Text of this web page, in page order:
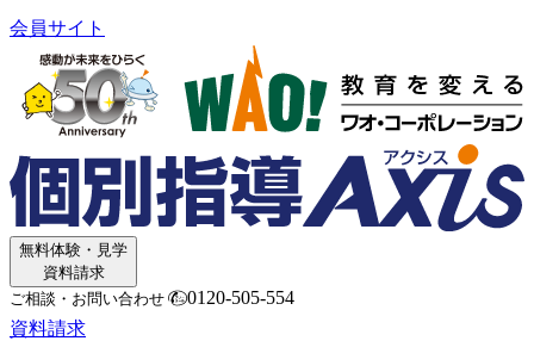
会員サイト
無料体験・見学
資料請求
ご相談・お問い合わせ
0120-505-554
資料請求